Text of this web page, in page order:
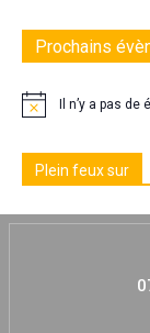
Prochains
Il n’y a pas de
Plein feux sur